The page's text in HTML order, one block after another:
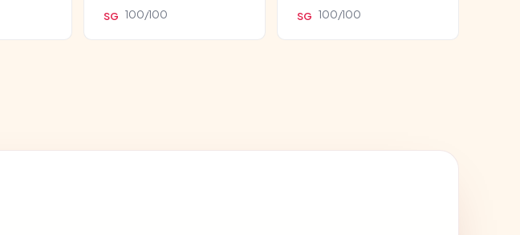
SG 100/100 SG 100/100